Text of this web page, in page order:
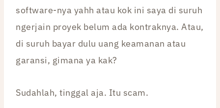
software-nya yahh atau kok ini saya di suruh
ngerjain proyek belum ada kontraknya. Atau,
di suruh bayar dulu uang keamanan atau
garansi, gimana ya kak?
Sudahlah, tinggal aja. Itu scam.